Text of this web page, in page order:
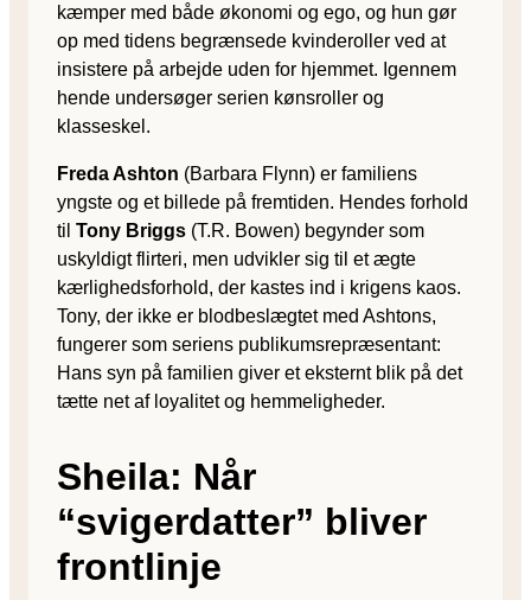
kæmper med både økonomi og ego, og hun gør
op med tidens begrænsede kvinderoller ved at
insistere på arbejde uden for hjemmet. Igennem
hende undersøger serien kønsroller og
klasseskel.
Freda Ashton (Barbara Flynn) er familiens
yngste og et billede på fremtiden. Hendes forhold
til Tony Briggs (T.R. Bowen) begynder som
uskyldigt flirteri, men udvikler sig til et ægte
kærlighedsforhold, der kastes ind i krigens kaos.
Tony, der ikke er blodbeslægtet med Ashtons,
fungerer som seriens publikumsrepræsentant:
Hans syn på familien giver et eksternt blik på det
tætte net af loyalitet og hemmeligheder.
Sheila: Når
“svigerdatter” bliver
frontlinje